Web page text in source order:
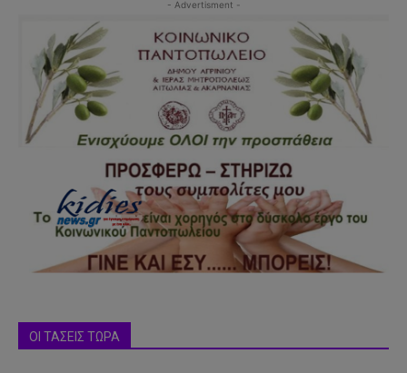
- Advertisment -
ΟΙ ΤΑΣΕΙΣ ΤΩΡΑ